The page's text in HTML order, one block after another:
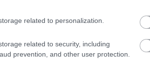
related to personalization.
related to security, including
prevention, and other user protection.
του εν σειρά
του αντίστοιχου
είναι ικανό να αντέχει
την μέγιστη ιπποδύναμη